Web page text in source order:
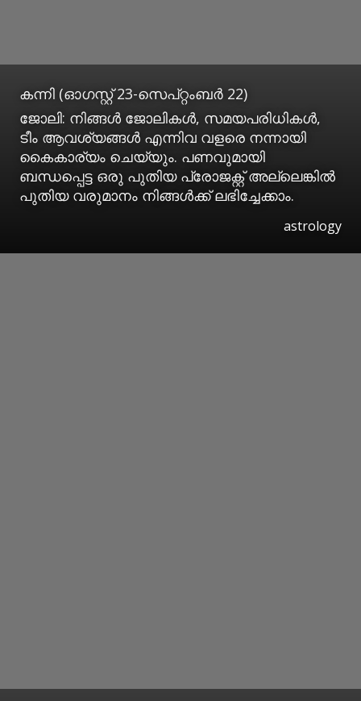
കന്നി (ഓഗസ്റ്റ് 23-സെപ്റ്റംബര്‍ 22)
ജോലി: നിങ്ങള്‍ ജോലികള്‍, സമയപരിധികള്‍,
ടീം ആവശ്യങ്ങള്‍ എന്നിവ വളരെ നന്നായി
കൈകാര്യം ചെയ്യും. പണവുമായി
ബന്ധപ്പെട്ട ഒരു പുതിയ പ്രോജക്റ്റ് അല്ലെങ്കില്‍
പുതിയ വരുമാനം നിങ്ങള്‍ക്ക് ലഭിച്ചേക്കാം.
astrology